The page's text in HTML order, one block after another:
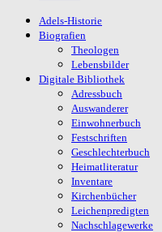
Adels-Historie
Biografien
Theologen
Lebensbilder
Digitale Bibliothek
Adressbuch
Auswanderer
Einwohnerbuch
Festschriften
Geschlechterbuch
Heimatliteratur
Inventare
Kirchenbücher
Leichenpredigten
Nachschlagewerke